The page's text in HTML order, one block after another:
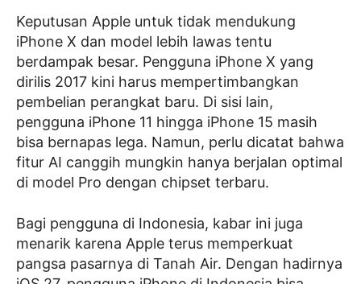
Keputusan Apple untuk tidak mendukung
iPhone X dan model lebih lawas tentu
berdampak besar. Pengguna iPhone X yang
dirilis 2017 kini harus mempertimbangkan
pembelian perangkat baru. Di sisi lain,
pengguna iPhone 11 hingga iPhone 15 masih
bisa bernapas lega. Namun, perlu dicatat bahwa
fitur AI canggih mungkin hanya berjalan optimal
di model Pro dengan chipset terbaru.
Bagi pengguna di Indonesia, kabar ini juga
menarik karena Apple terus memperkuat
pangsa pasarnya di Tanah Air. Dengan hadirnya